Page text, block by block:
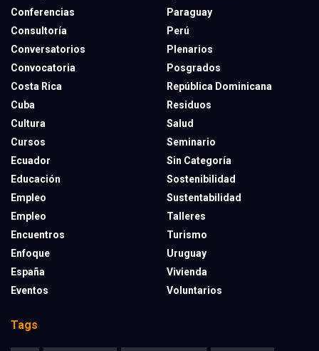
Conferencias
Consultoría
Conversatorios
Convocatoria
Costa Rica
Cuba
Cultura
Cursos
Ecuador
Educación
Empleo
Empleo
Encuentros
Enfoque
España
Eventos
Paraguay
Perú
Plenarios
Posgrados
República Dominicana
Residuos
Salud
Seminario
Sin Categoría
Sostenibilidad
Sustentabilidad
Talleres
Turismo
Uruguay
Vivienda
Voluntarios
Tags